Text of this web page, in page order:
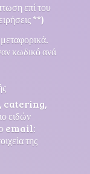
επί του
**)
κωδικό ανά
catering,
ειδών
email:
της